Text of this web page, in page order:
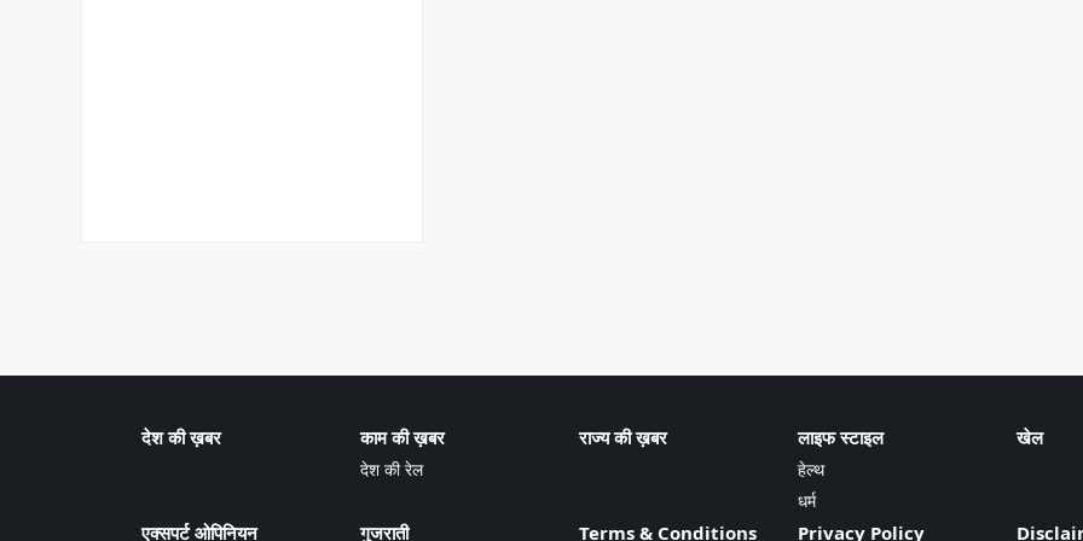
देश की ख़बर काम की ख़बर
देश की रेल
राज्य की ख़बर लाइफ स्टाइल
हेल्थ
धर्म
खेल
एक्सपर्ट ओपिनियन गुजराती Terms & Conditions Privacy Policy